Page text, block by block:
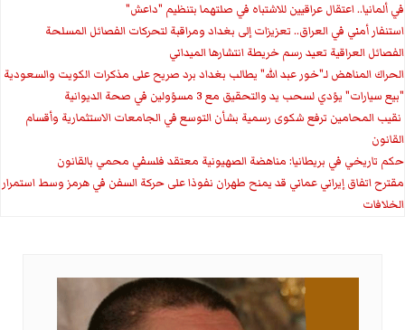
في ألمانيا.. اعتقال عراقيين للاشتباه في صلتهما بتنظيم "داعش"
استنفار أمني في العراق.. تعزيزات إلى بغداد ومراقبة لتحركات الفصائل المسلحة
الفصائل العراقية تعيد رسم خريطة انتشارها الميداني
الحراك المناهض لـ"خور عبد الله" يطالب بغداد برد صريح على مذكرات الكويت والسعودية
"بيع سيارات" يؤدي لسحب يد والتحقيق مع 3 مسؤولين في صحة الديوانية
‏ نقيب المحامين ترفع شكوى رسمية بشأن التوسع في الجامعات الاستثمارية وأقسام
القانون
حكم تاريخي في بريطانيا: مناهضة الصهيونية معتقد فلسفي محمي بالقانون
مقترح اتفاق إيراني عماني قد يمنح طهران نفوذا على حركة السفن في هرمز وسط استمرار
الخلافات